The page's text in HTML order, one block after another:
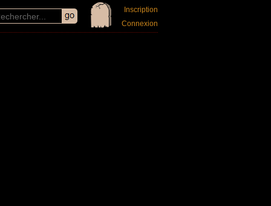
Inscription
Connexion